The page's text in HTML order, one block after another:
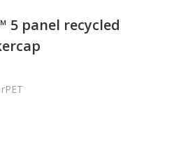
5 panel recycled